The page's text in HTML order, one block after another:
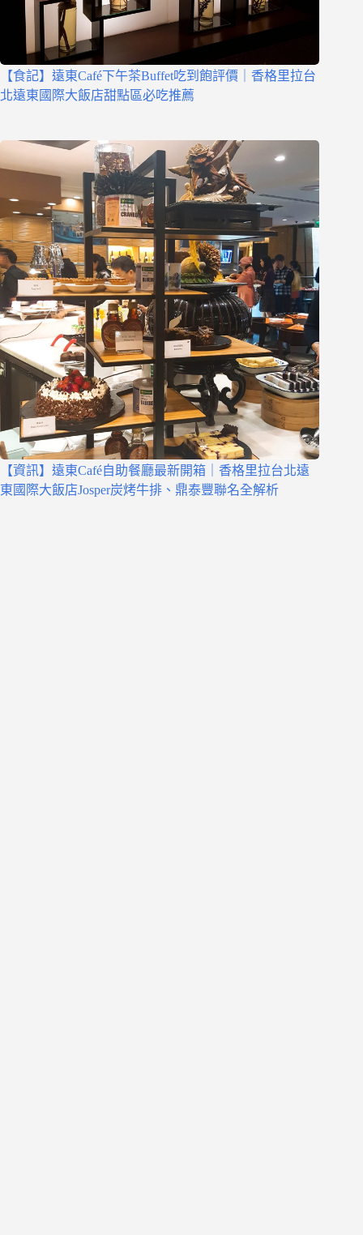
【食記】遠東Café下午茶Buffet吃到飽評價｜香格里拉台
北遠東國際大飯店甜點區必吃推薦
【資訊】遠東Café自助餐廳最新開箱｜香格里拉台北遠
東國際大飯店Josper炭烤牛排、鼎泰豐聯名全解析